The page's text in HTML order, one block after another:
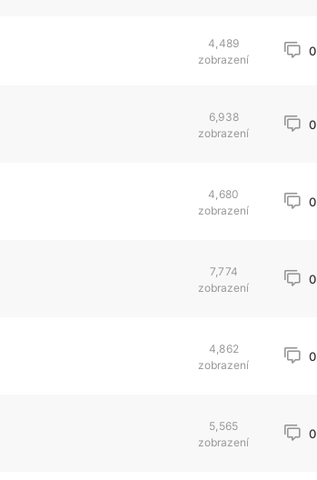
4,489
zobrazení
0
6,938
zobrazení
0
4,680
zobrazení
0
7,774
zobrazení
0
4,862
zobrazení
0
5,565
zobrazení
0